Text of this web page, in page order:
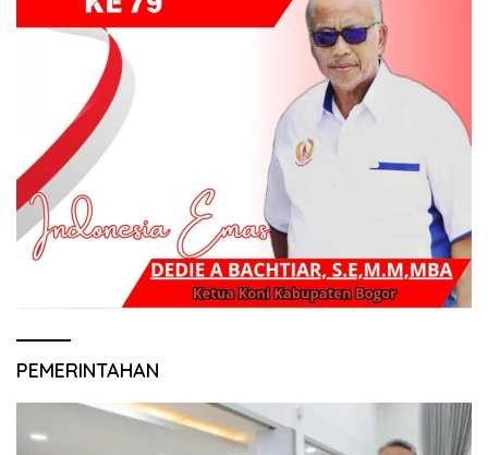
PEMERINTAHAN